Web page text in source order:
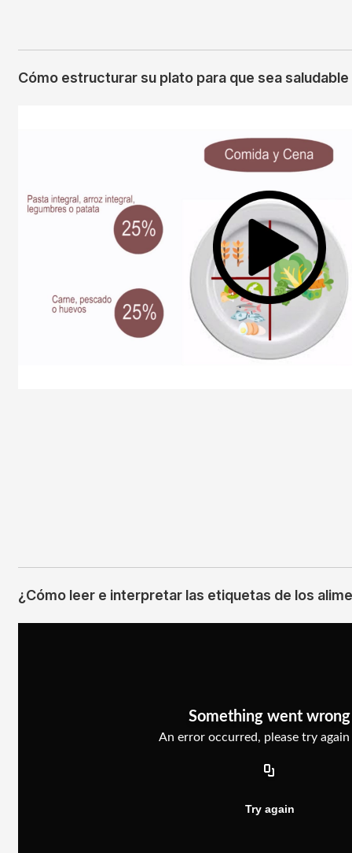
Cómo estructurar su plato para que sea saludable
¿Cómo leer e interpretar las etiquetas de los